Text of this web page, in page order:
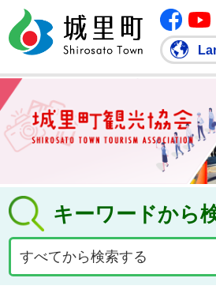
キーワードから